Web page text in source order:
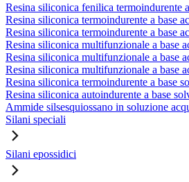
Resina siliconica fenilica termoindurente
Resina siliconica termoindurente a base
Resina siliconica termoindurente a base
Resina siliconica multifunzionale a base
Resina siliconica multifunzionale a base
Resina siliconica multifunzionale a base
Resina siliconica termoindurente a base
Resina siliconica autoindurente a base
Ammide silsesquiossano in soluzione
Silani speciali
Silani epossidici